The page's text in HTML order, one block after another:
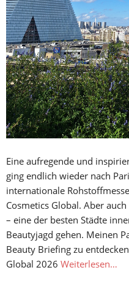
Eine aufregende und
ging endlich wieder nach
internationale
Cosmetics Global. Aber
– eine der besten Städte
Beautyjagd gehen. Meinen
Beauty Briefing zu
Global 2026 Weiterlesen…